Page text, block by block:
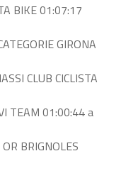
BIKE 01:07:17
GIRONA
CLUB CICLISTA
TEAM 01:00:44 a
BRIGNOLES